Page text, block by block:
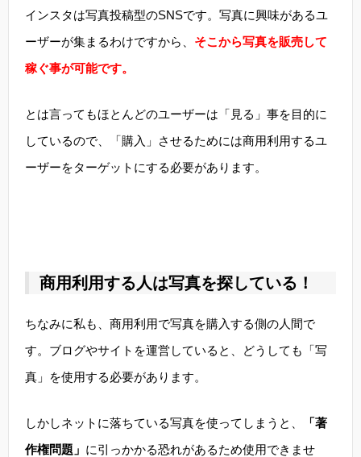
インスタは写真投稿型のSNSです。写真に興味があるユ
ーザーが集まるわけですから、 そこから写真を販売して
稼ぐ事が可能です。
とは言ってもほとんどのユーザーは「見る」事を目的に
しているので、「購入」させるためには商用利用するユ
ーザーをターゲットにする必要があります。
商用利用する人は写真を探している！
ちなみに私も、商用利用で写真を購入する側の人間で
す。ブログやサイトを運営していると、どうしても「写
真」を使用する必要があります。
しかしネットに落ちている写真を使ってしまうと、
「著
作権問題」 に引っかかる恐れがあるため使用できませ